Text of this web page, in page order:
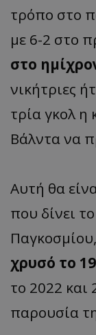
τρόπο στο
με 6-2 στο
στο
νικήτριες
τρία γκολ η
Βάλντα να
Αυτή θα
που δίνει
χρυσό το
το 2022 και
παρουσία